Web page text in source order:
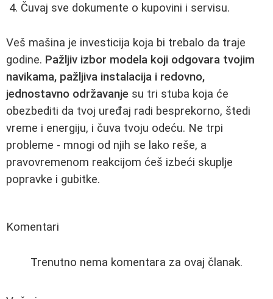
Čuvaj sve dokumente o kupovini i servisu.
Veš mašina je investicija koja bi trebalo da traje
godine. Pažljiv izbor modela koji odgovara tvojim
navikama, pažljiva instalacija i redovno,
jednostavno održavanje su tri stuba koja će
obezbediti da tvoj uređaj radi besprekorno, štedi
vreme i energiju, i čuva tvoju odeću. Ne trpi
probleme - mnogi od njih se lako reše, a
pravovremenom reakcijom ćeš izbeći skuplje
popravke i gubitke.
Komentari
Trenutno nema komentara za ovaj članak.